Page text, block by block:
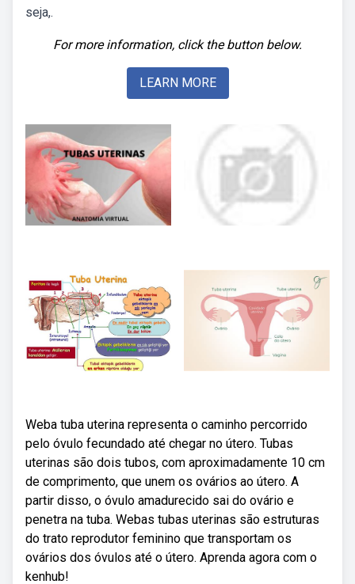
seja,.
For more information, click the button below.
LEARN MORE
Weba tuba uterina representa o caminho percorrido
pelo óvulo fecundado até chegar no útero. Tubas
uterinas são dois tubos, com aproximadamente 10 cm
de comprimento, que unem os ovários ao útero. A
partir disso, o óvulo amadurecido sai do ovário e
penetra na tuba. Webas tubas uterinas são estruturas
do trato reprodutor feminino que transportam os
ovários dos óvulos até o útero. Aprenda agora com o
kenhub!